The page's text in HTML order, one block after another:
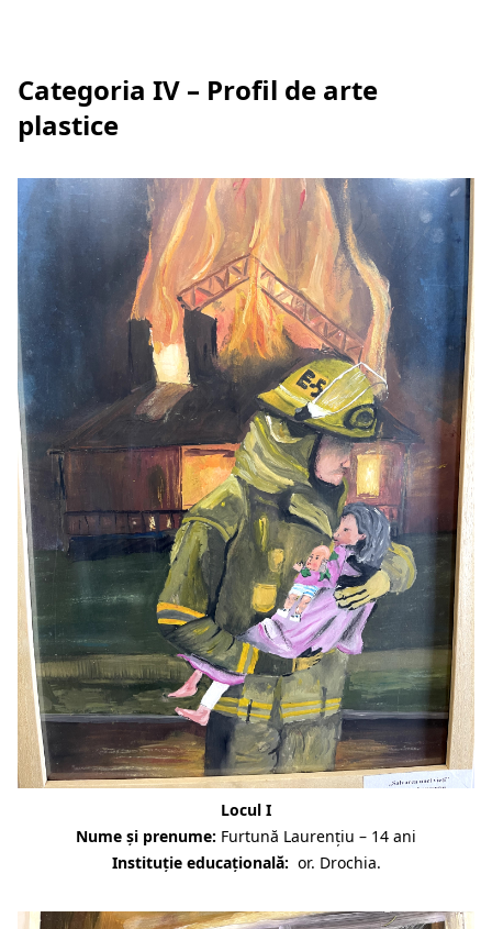
Categoria IV – Profil de arte
plastice
Locul I
Nume și prenume: Furtună Laurențiu – 14 ani
Instituție educațională: or. Drochia.